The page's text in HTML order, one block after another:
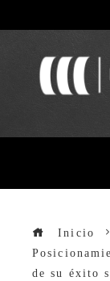
Inicio
de su éxito